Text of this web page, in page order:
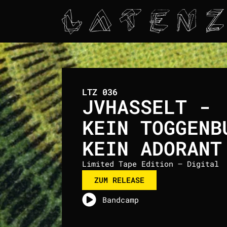
LTZ 036
JVHASSELT -
KEIN
KEIN ADORANT
Limited Tape Edition – Digital
ZUM RELEASE
Bandcamp